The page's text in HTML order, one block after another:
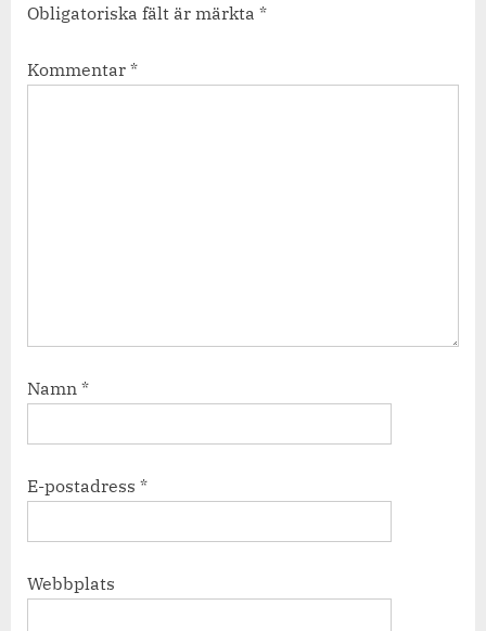
Obligatoriska fält är märkta *
Kommentar *
Namn *
E-postadress *
Webbplats